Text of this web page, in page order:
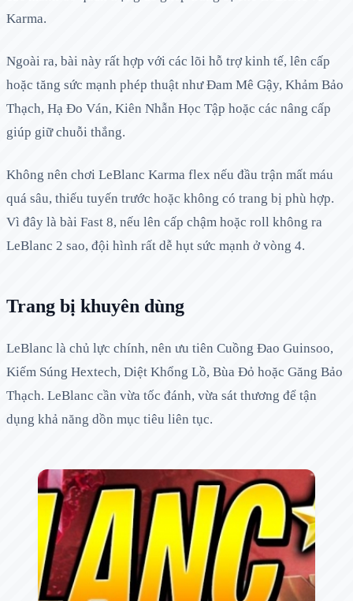
Karma.
Ngoài ra, bài này rất hợp với các lõi hỗ trợ kinh tế, lên cấp
hoặc tăng sức mạnh phép thuật như Đam Mê Gậy, Khảm Bảo
Thạch, Hạ Đo Ván, Kiên Nhẫn Học Tập hoặc các nâng cấp
giúp giữ chuỗi thắng.
Không nên chơi LeBlanc Karma flex nếu đầu trận mất máu
quá sâu, thiếu tuyến trước hoặc không có trang bị phù hợp.
Vì đây là bài Fast 8, nếu lên cấp chậm hoặc roll không ra
LeBlanc 2 sao, đội hình rất dễ hụt sức mạnh ở vòng 4.
Trang bị khuyên dùng
LeBlanc là chủ lực chính, nên ưu tiên Cuồng Đao Guinsoo,
Kiếm Súng Hextech, Diệt Khổng Lồ, Bùa Đỏ hoặc Găng Bảo
Thạch. LeBlanc cần vừa tốc đánh, vừa sát thương để tận
dụng khả năng dồn mục tiêu liên tục.